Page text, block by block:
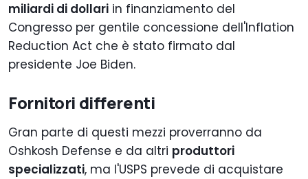
miliardi di dollari in finanziamento del
Congresso per gentile concessione dell'Inflation
Reduction Act che è stato firmato dal
presidente Joe Biden.
Fornitori differenti
Gran parte di questi mezzi proverranno da
Oshkosh Defense e da altri produttori
specializzati, ma l'USPS prevede di acquistare